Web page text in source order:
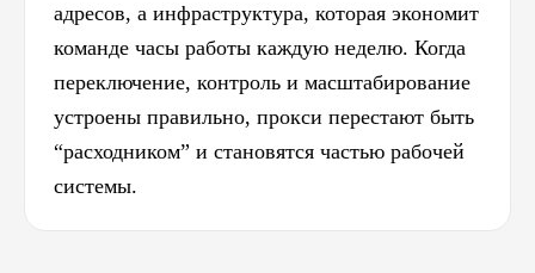
адресов, а инфраструктура, которая экономит
команде часы работы каждую неделю. Когда
переключение, контроль и масштабирование
устроены правильно, прокси перестают быть
“расходником” и становятся частью рабочей
системы.